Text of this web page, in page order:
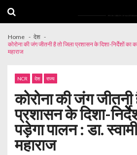
Home
देश
कोरोना की जंग जीतनी है तो जिला प्रशासन के दिशा-निर्देेशों का
महाराज
NCR देश राज्य
कोरोना की जंग जीतनी
प्रशासन के दिशा-
पड़ेगा पालन : डा.
महाराज